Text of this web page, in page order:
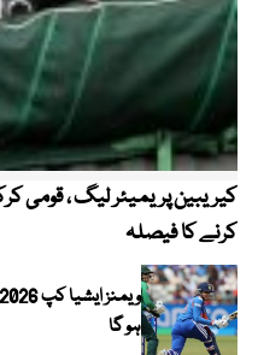
کرنے کا فیصلہ
ہو گا